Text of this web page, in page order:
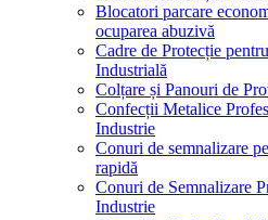
Blocatori parcare
ocuparea abuzivă
Cadre de Protecție
Industrială
Colțare și Panouri de
Confecții Metalice
Industrie
Conuri de semnalizare
rapidă
Conuri de Semnalizare
Industrie